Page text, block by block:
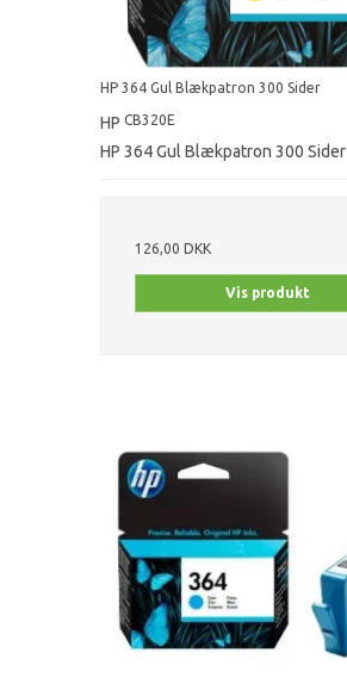
HP 364 Gul Blækpatron 300 Sider
HP CB320E
HP 364 Gul Blækpatron 300 Sider
126,00 DKK
Vis produkt